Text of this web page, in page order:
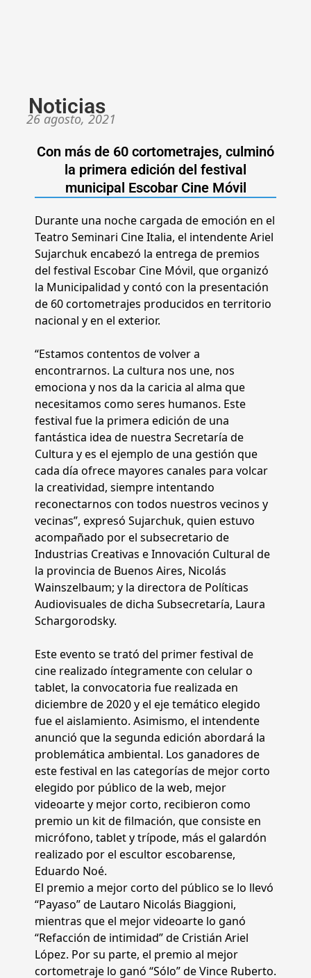
Noticias
26 agosto, 2021
Con más de 60 cortometrajes, culminó
la primera edición del festival
municipal Escobar Cine Móvil
Durante una noche cargada de emoción en el
Teatro Seminari Cine Italia, el intendente Ariel
Sujarchuk encabezó la entrega de premios
del festival Escobar Cine Móvil, que organizó
la Municipalidad y contó con la presentación
de 60 cortometrajes producidos en territorio
nacional y en el exterior.
“Estamos contentos de volver a
encontrarnos. La cultura nos une, nos
emociona y nos da la caricia al alma que
necesitamos como seres humanos. Este
festival fue la primera edición de una
fantástica idea de nuestra Secretaría de
Cultura y es el ejemplo de una gestión que
cada día ofrece mayores canales para volcar
la creatividad, siempre intentando
reconectarnos con todos nuestros vecinos y
vecinas”, expresó Sujarchuk, quien estuvo
acompañado por el subsecretario de
Industrias Creativas e Innovación Cultural de
la provincia de Buenos Aires, Nicolás
Wainszelbaum; y la directora de Políticas
Audiovisuales de dicha Subsecretaría, Laura
Schargorodsky.
Este evento se trató del primer festival de
cine realizado íntegramente con celular o
tablet, la convocatoria fue realizada en
diciembre de 2020 y el eje temático elegido
fue el aislamiento. Asimismo, el intendente
anunció que la segunda edición abordará la
problemática ambiental. Los ganadores de
este festival en las categorías de mejor corto
elegido por público de la web, mejor
videoarte y mejor corto, recibieron como
premio un kit de filmación, que consiste en
micrófono, tablet y trípode, más el galardón
realizado por el escultor escobarense,
Eduardo Noé.
El premio a mejor corto del público se lo llevó
“Payaso” de Lautaro Nicolás Biaggioni,
mientras que el mejor videoarte lo ganó
“Refacción de intimidad” de Cristián Ariel
López. Por su parte, el premio al mejor
cortometraje lo ganó “Sólo” de Vince Ruberto.